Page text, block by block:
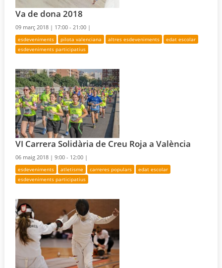
Va de dona 2018
09 març 2018 | 17:00 - 21:00 |
esdeveniments pilota valenciana altres esdeveniments
edat escolar
esdeveniments participatius
VI Carrera Solidària de Creu Roja a València
06 maig 2018 |9:00 - 12:00 |
esdeveniments atletisme carreres populars
edat escolar
esdeveniments participatius